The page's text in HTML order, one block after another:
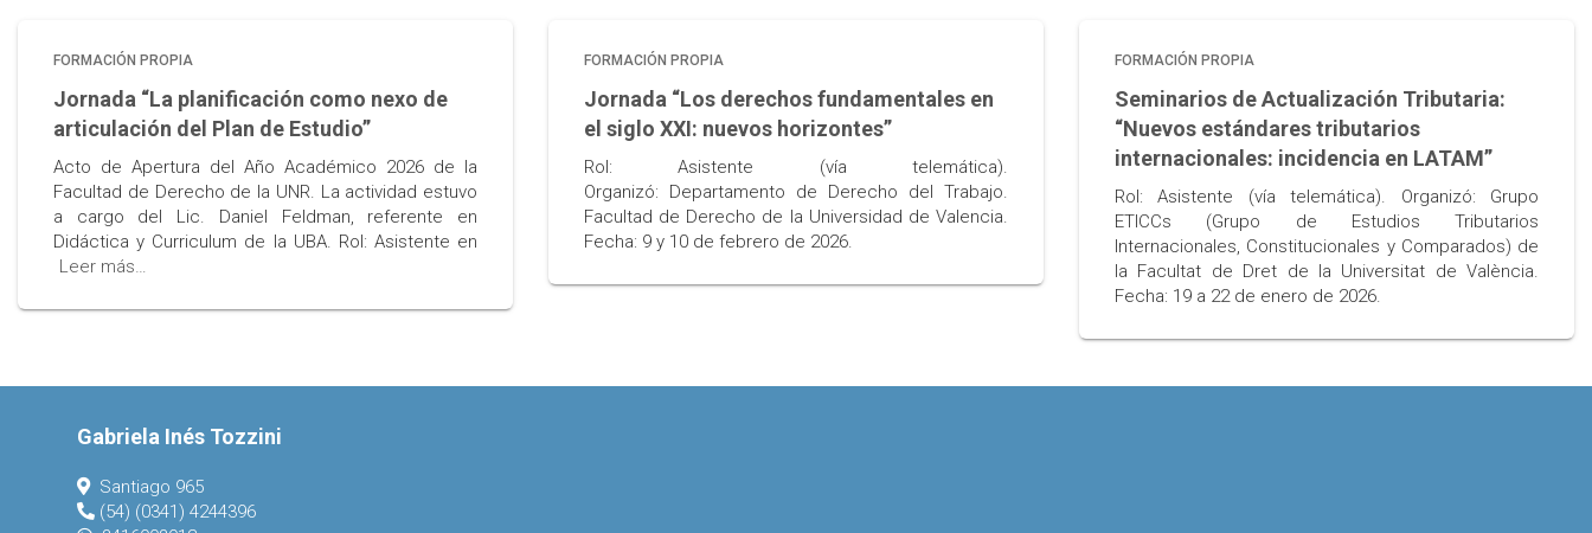
FORMACIÓN PROPIA
Jornada “La planificación como nexo de
articulación del Plan de Estudio”
Acto de Apertura del Año Académico 2026 de la
Facultad de Derecho de la UNR. La actividad estuvo
a cargo del Lic. Daniel Feldman, referente en
Didáctica y Curriculum de la UBA. Rol: Asistente en
Leer más…
FORMACIÓN PROPIA
Jornada “Los derechos fundamentales en
el siglo XXI: nuevos horizontes”
Rol: Asistente (vía telemática).
Organizó: Departamento de Derecho del Trabajo.
Facultad de Derecho de la Universidad de Valencia.
Fecha: 9 y 10 de febrero de 2026.
FORMACIÓN PROPIA
Seminarios de Actualización Tributaria:
“Nuevos estándares tributarios
internacionales: incidencia en LATAM”
Rol: Asistente (vía telemática). Organizó: Grupo
ETICCs (Grupo de Estudios Tributarios
Internacionales, Constitucionales y Comparados) de
la Facultat de Dret de la Universitat de València.
Fecha: 19 a 22 de enero de 2026.
Gabriela Inés Tozzini
Santiago 965
(54) (0341) 4244396